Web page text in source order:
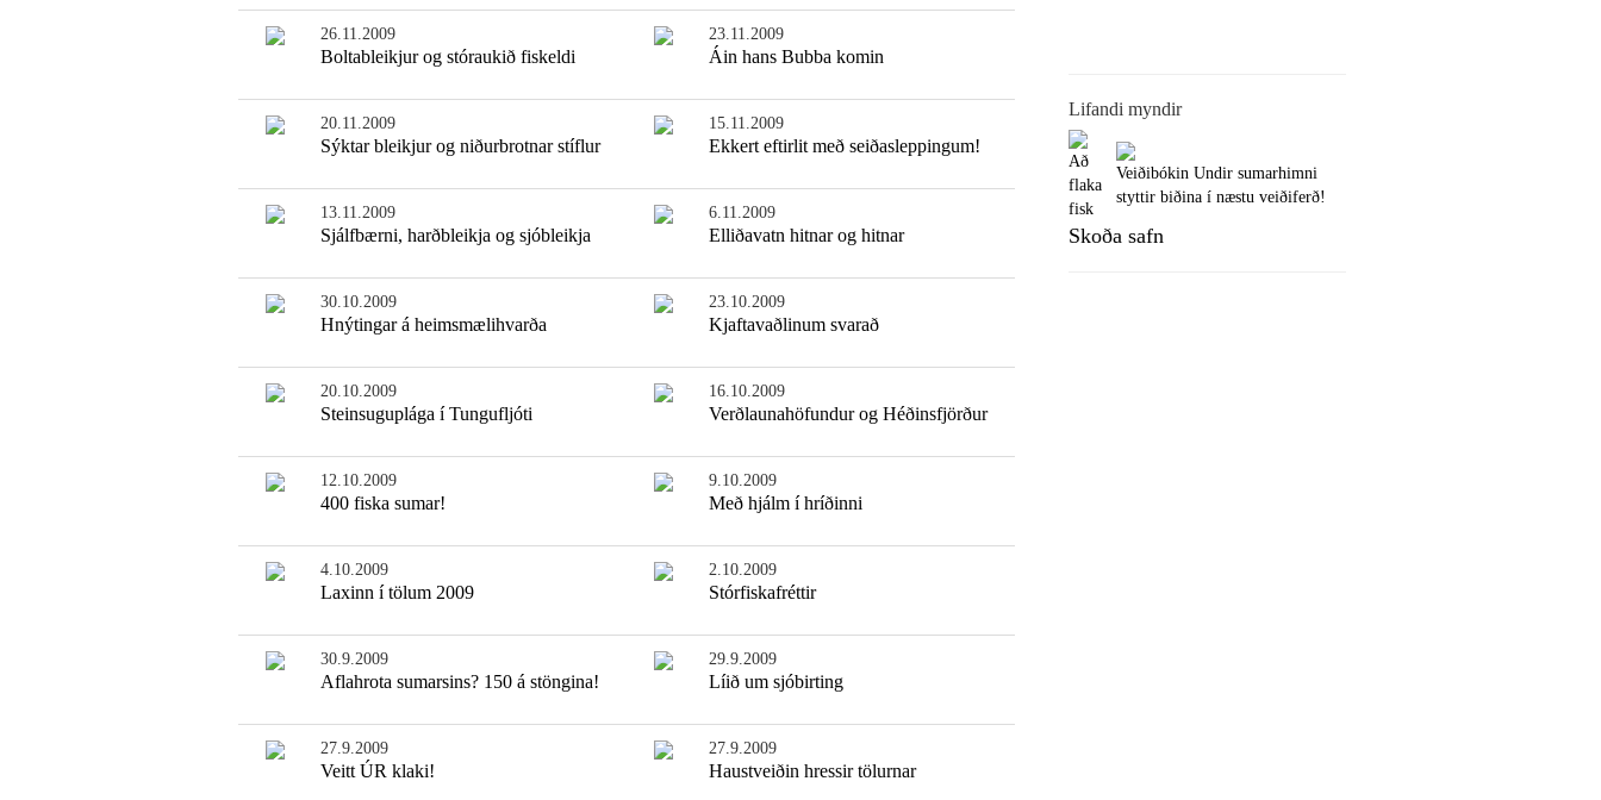
26.11.2009
Boltableikjur og stóraukið fiskeldi
23.11.2009
Áin hans Bubba komin
20.11.2009
Sýktar bleikjur og niðurbrotnar stíflur
15.11.2009
Ekkert eftirlit með seiðasleppingum!
13.11.2009
Sjálfbærni, harðbleikja og sjóbleikja
6.11.2009
Elliðavatn hitnar og hitnar
30.10.2009
Hnýtingar á heimsmælihvarða
23.10.2009
Kjaftavaðlinum svarað
20.10.2009
Steinsuguplága í Tungufljóti
16.10.2009
Verðlaunahöfundur og Héðinsfjörður
12.10.2009
400 fiska sumar!
9.10.2009
Með hjálm í hríðinni
4.10.2009
Laxinn í tölum 2009
2.10.2009
Stórfiskafréttir
30.9.2009
Aflahrota sumarsins? 150 á stöngina!
29.9.2009
Líið um sjóbirting
27.9.2009
Veitt ÚR klaki!
27.9.2009
Haustveiðin hressir tölurnar
Lifandi myndir
Að
flaka
fisk
Veiðibókin Undir sumarhimni
styttir biðina í næstu veiðiferð!
Skoða safn